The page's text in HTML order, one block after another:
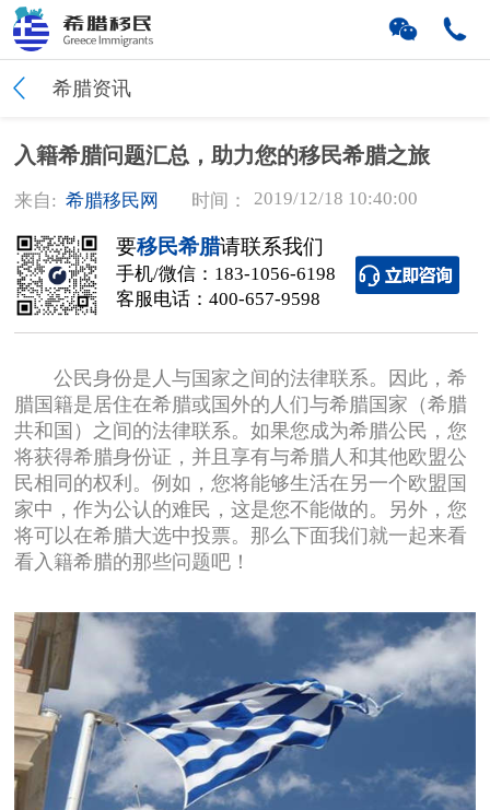
希腊资讯
入籍希腊问题汇总，助力您的移民希腊之旅
来自: 希腊移民网 时间： 2019/12/18 10:40:00
要移民希腊请联系我们
手机/微信： 183-1056-6198
客服电话： 400-657-9598
公民身份是人与国家之间的法律联系。因此，希
腊国籍是居住在希腊或国外的人们与希腊国家（希腊
共和国）之间的法律联系。如果您成为希腊公民，您
将获得希腊身份证，并且享有与希腊人和其他欧盟公
民相同的权利。例如，您将能够生活在另一个欧盟国
家中，作为公认的难民，这是您不能做的。另外，您
将可以在希腊大选中投票。那么下面我们就一起来看
看入籍希腊的那些问题吧！